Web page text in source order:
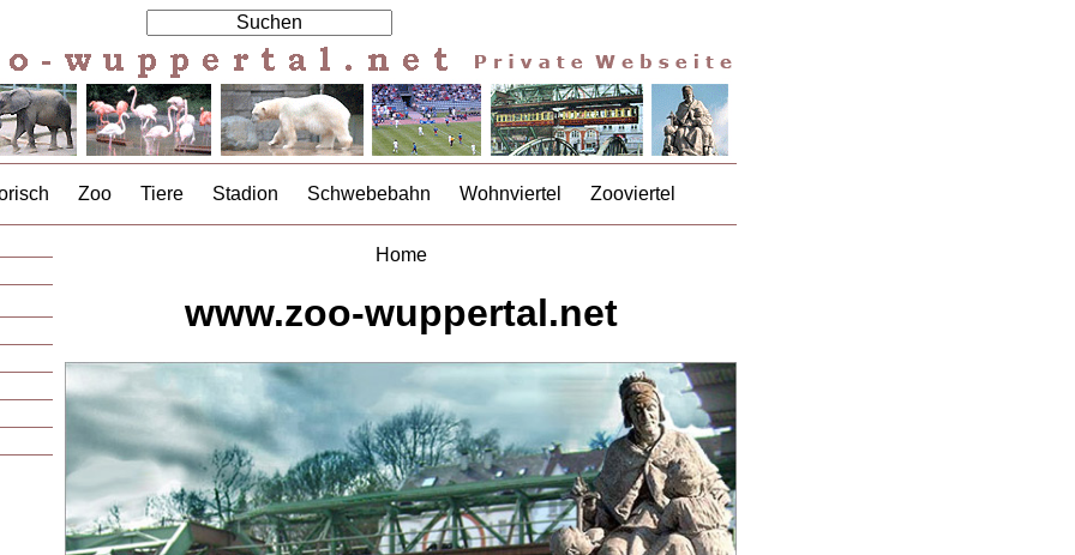
Zoo Tiere Stadion Schwebebahn Wohnviertel Zooviertel
Home
www.zoo-wuppertal.net